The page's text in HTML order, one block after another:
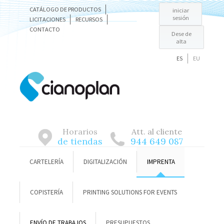
CATÁLOGO DE PRODUCTOS
LICITACIONES
RECURSOS
CONTACTO
iniciar
sesión
Dese de
alta
ES EU
Horarios
de tiendas
Att. al cliente
944 649 087
CARTELERÍA DIGITALIZACIÓN IMPRENTA
COPISTERÍA PRINTING SOLUTIONS FOR EVENTS